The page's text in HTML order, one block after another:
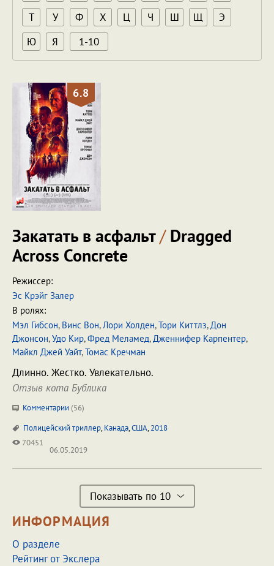
Т
У Ф Х Ц Ч Ш Щ
Э
Ю
Я 1-10
6.8
Закатать в асфальт/Dragged
Across Concrete
Режиссер:
Эс Крэйг Залер
В ролях:
Мэл Гибсон, Винс Вон,Лори Холден,Тори Киттлз,Дон
Джонсон,Удо Кир,Фред Меламед,Дженнифер Карпентер,
Майкл Джей Уайт,Томас Кречман
Длинно. Жестко. Увлекательно.
Отзыв кота Бублика
Комментарии (56)
Полицейский триллер,Канада,США,2018
70451
06.05.2019
Показывать по 10
ИНФОРМАЦИЯ
О разделе
Рейтинг от Экслера